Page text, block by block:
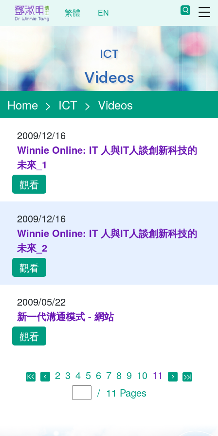
繁體 EN
ICT
Videos
Home > ICT > Videos
2009/12/16
Winnie Online: IT 人與IT人談創新科技的
未來_1
觀看
2009/12/16
Winnie Online: IT 人與IT人談創新科技的
未來_2
觀看
2009/05/22
新一代溝通模式 - 網站
觀看
2 3 4 5 6 7 8 9 10 11
/ 11 Pages